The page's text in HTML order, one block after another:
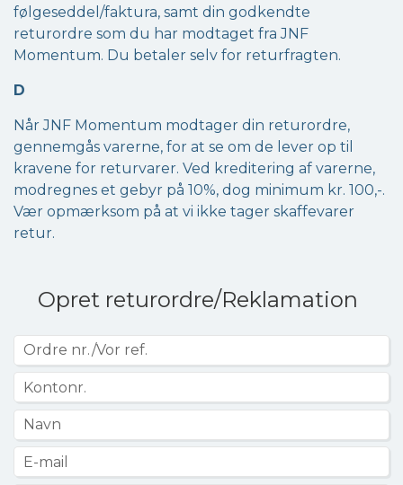
følgeseddel/faktura, samt din godkendte
returordre som du har modtaget fra JNF
Momentum. Du betaler selv for returfragten.
D
Når JNF Momentum modtager din returordre,
gennemgås varerne, for at se om de lever op til
kravene for returvarer. Ved kreditering af varerne,
modregnes et gebyr på 10%, dog minimum kr. 100,-.
Vær opmærksom på at vi ikke tager skaffevarer
retur.
Opret returordre/Reklamation